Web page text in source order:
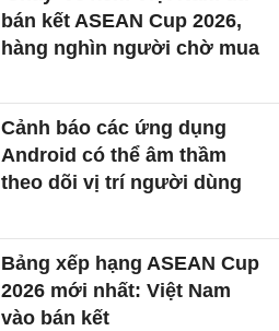
bán kết ASEAN Cup 2026,
hàng nghìn người chờ mua
Cảnh báo các ứng dụng
Android có thể âm thầm
theo dõi vị trí người dùng
Bảng xếp hạng ASEAN Cup
2026 mới nhất: Việt Nam
vào bán kết